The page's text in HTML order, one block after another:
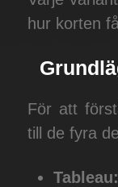
hur korten
För att
till de fyra
Tableau: